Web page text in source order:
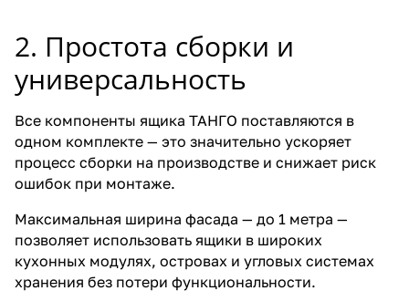
2. Простота сборки и
универсальность
Все компоненты ящика ТАНГО поставляются в
одном комплекте — это значительно ускоряет
процесс сборки на производстве и снижает риск
ошибок при монтаже.
Максимальная ширина фасада — до 1 метра —
позволяет использовать ящики в широких
кухонных модулях, островах и угловых системах
хранения без потери функциональности.